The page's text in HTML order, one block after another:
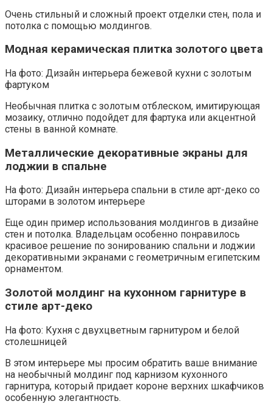
Очень стильный и сложный проект отделки стен, пола и
потолка с помощью молдингов.
Модная керамическая плитка золотого цвета
На фото: Дизайн интерьера бежевой кухни с золотым
фартуком
Необычная плитка с золотым отблеском, имитирующая
мозаику, отлично подойдет для фартука или акцентной
стены в ванной комнате.
Металлические декоративные экраны для
лоджии в спальне
На фото: Дизайн интерьера спальни в стиле арт-деко со
шторами в золотом интерьере
Еще один пример использования молдингов в дизайне
стен и потолка. Владельцам особенно понравилось
красивое решение по зонированию спальни и лоджии
декоративными экранами с геометричным египетским
орнаментом.
Золотой молдинг на кухонном гарнитуре в
стиле арт-деко
На фото: Кухня с двухцветным гарнитуром и белой
столешницей
В этом интерьере мы просим обратить ваше внимание
на необычный молдинг под карнизом кухонного
гарнитура, который придает короне верхних шкафчиков
особенную элегантность.